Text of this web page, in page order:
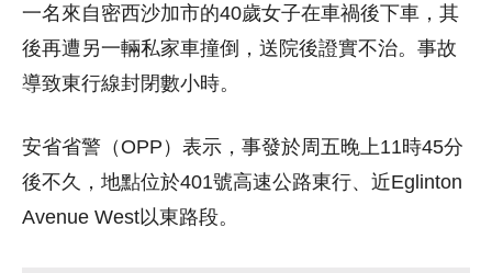
一名來自密西沙加市的40歲女子在車禍後下車，其
後再遭另一輛私家車撞倒，送院後證實不治。事故
導致東行線封閉數小時。
安省省警（OPP）表示，事發於周五晚上11時45分
後不久，地點位於401號高速公路東行、近Eglinton
Avenue West以東路段。